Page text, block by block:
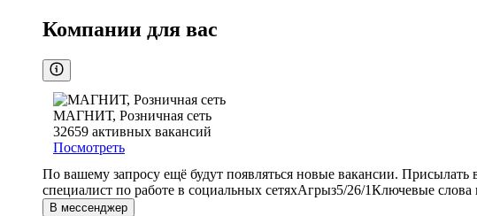
Компании для вас
МАГНИТ, Розничная сеть
32659 активных вакансий
Посмотреть
По вашему запросу ещё будут появляться новые вакансии. Присылать
специалист по работе в социальных сетяхАгрыз5/26/1Ключевые слова
В мессенджер